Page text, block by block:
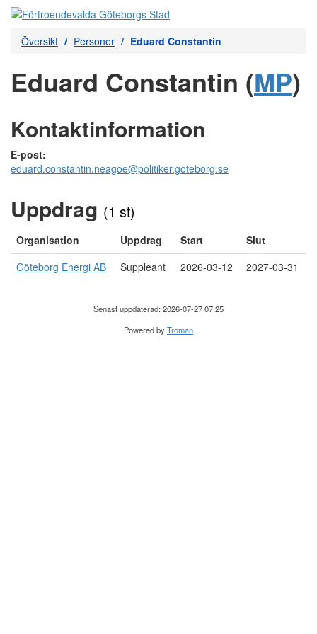
Översikt Personer Eduard Constantin
Eduard Constantin (MP)
Kontaktinformation
E-post:
eduard.constantin.neagoe@politiker.goteborg.se
Uppdrag (1 st)
Organisation Uppdrag Start
Slut
Göteborg Energi AB
Suppleant 2026-03-12 2027-03-31
Senast uppdaterad: 2026-07-27 07:25
Powered byTroman